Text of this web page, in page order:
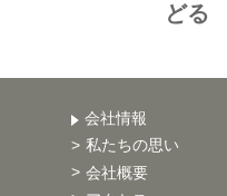
どる
会社情報
私たちの思い
会社概要